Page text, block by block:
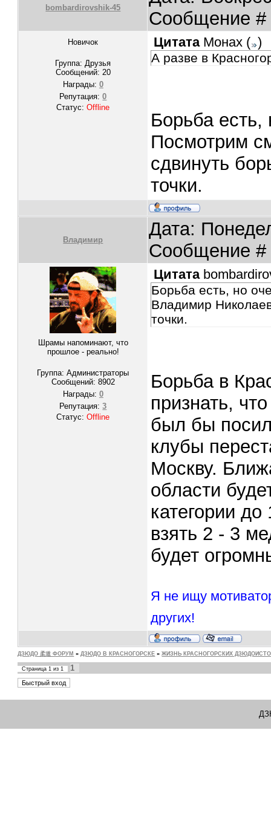
bombardirovshik-45
Сообщение
Новичок
Группа: Друзья
Сообщений: 20
Награды: 0
Репутация:0
Статус:Offline
Цитата Монах ( )
А разве в
Борьба есть,
Посмотрим
сдвинуть
точки.
Владимир
Дата:
Сообщение
Шрамы напоминают, что
прошлое - реально!
Группа: Администраторы
Сообщений: 8902
Награды: 0
Репутация:3
Статус:Offline
Цитата
Борьба есть, но
Владимир
точки.
Борьба в
признать,
был бы
клубы
Москву.
области
категории
взять 2 - 3
будет
Я не ищу
других!
ДЗЮДО 柔道 ФОРУМ » ДЗЮДО В КРАСНОГОРСКЕ » ЖИЗНЬ КРАСНОГОРСКИХ
Страница1 из1 1